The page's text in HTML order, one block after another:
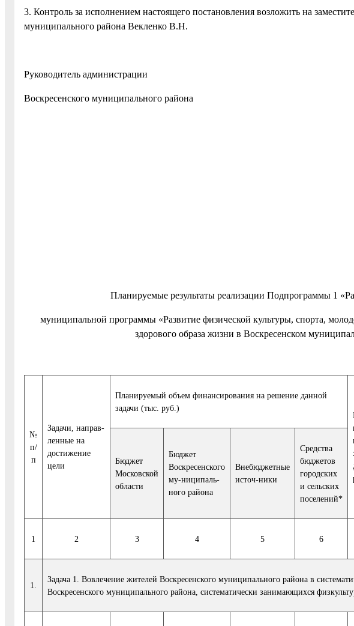
3. Контроль за исполнением настоящего постановления возложить на
муниципального района Векленко В.Н.
Руководитель администрации
Воскресенского муниципального района
Планируемые результаты реализации Подпрограммы 1
муниципальной программы «Развитие физической культуры, спорта,
здорового образа жизни в Воскресенском
№
п/
п
Задачи, направ-
ленные на
достижение
цели
Планируемый объем финансирования на решение данной
задачи (тыс. руб.)
Бюджет
Московской
области
Бюджет
Воскресенского
му-ниципаль-
ного района
Внебюджетные
источ-ники
Средства
бюджетов
городских
и сельских
поселений*
1 2 3 4 5 6
1.
Задача 1. Вовлечение жителей Воскресенского муниципального района в
Воскресенского муниципального района, систематически занимающихся